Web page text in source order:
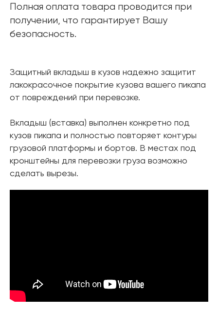
Полная оплата товара проводится при
получении, что гарантирует Вашу
безопасность.
Защитный вкладыш в кузов надежно защитит
лакокрасочное покрытие кузова вашего пикапа
от повреждений при перевозке.
Вкладыш (вставка) выполнен конкретно под
кузов пикапа и полностью повторяет контуры
грузовой платформы и бортов. В местах под
кронштейны для перевозки груза возможно
сделать вырезы.